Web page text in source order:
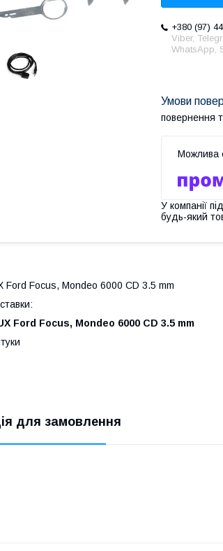
+380 (97)
Viber,
WhatsApp,
повернення
У компанії
будь-який
Ford Focus, Mondeo 6000 CD 3.5 mm
Ford Focus, Mondeo 6000 CD 3.5 mm
для замовлення